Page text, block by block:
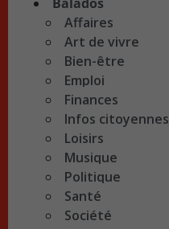
Affaires
Art de vivre
Bien-être
Emploi
Finances
Infos citoyennes
Loisirs
Musique
Politique
Santé
Société